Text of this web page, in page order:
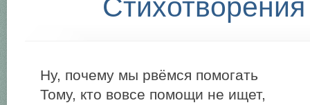
Стихотворения
Ну, почему мы рвёмся помогать
Тому, кто вовсе помощи не ищет,